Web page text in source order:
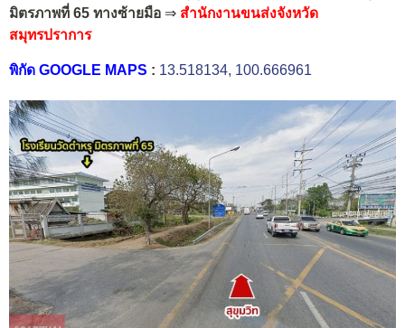
มิตรภาพที่ 65 ทางซ้ายมือ ⇒ สำนักงานขนส่งจังหวัด
สมุทรปราการ
พิกัด GOOGLE MAPS : 13.518134, 100.666961